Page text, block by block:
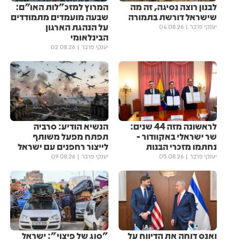
לבנון רוצה נסיגה, זה מה
שישראל דורשת בתמורה
יענקי פרבר 04.08.26
המרוץ למזכ"לות האו"ם:
שבעה מועמדים מתמודדים
על הנהגת הארגון
הבינלאומי
יענקי פרבר 02.08.26
לראשונה מזה 44 שנים:
שר ישראלי באקוודור -
נחתמו מזכרי הבנות
יענקי פרבר 05.08.26
הנשיא הודיע: סרביה
תפתח מפעל משותף
לייצור רחפנים עם ישראל
יענקי פרבר 09.08.26
ואנס דוחה את הדיווח על
"סוג של פיצוי": ישראל